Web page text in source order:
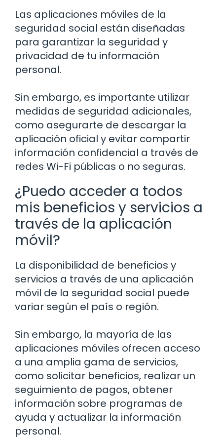
Las aplicaciones móviles de la
seguridad social están diseñadas
para garantizar la seguridad y
privacidad de tu información
personal.
Sin embargo, es importante utilizar
medidas de seguridad adicionales,
como asegurarte de descargar la
aplicación oficial y evitar compartir
información confidencial a través de
redes Wi-Fi públicas o no seguras.
¿Puedo acceder a todos
mis beneficios y servicios a
través de la aplicación
móvil?
La disponibilidad de beneficios y
servicios a través de una aplicación
móvil de la seguridad social puede
variar según el país o región.
Sin embargo, la mayoría de las
aplicaciones móviles ofrecen acceso
a una amplia gama de servicios,
como solicitar beneficios, realizar un
seguimiento de pagos, obtener
información sobre programas de
ayuda y actualizar la información
personal.